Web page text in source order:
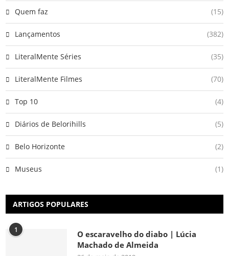
Quem faz (15)
Lançamentos (382)
LiteralMente Séries (35)
LiteralMente Filmes (70)
Top 10 (4)
Diários de Belorihills (5)
Belo Horizonte (2)
Museus (1)
ARTIGOS POPULARES
1
O escaravelho do diabo | Lúcia
Machado de Almeida